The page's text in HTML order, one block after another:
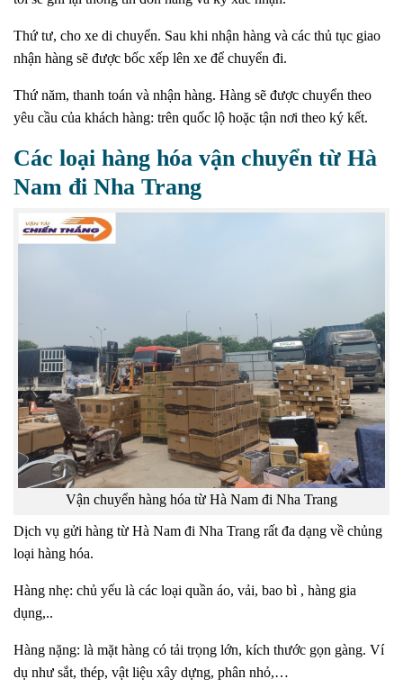
Thứ tư, cho xe di chuyển. Sau khi nhận hàng và các thủ tục giao
nhận hàng sẽ được bốc xếp lên xe để chuyển đi.
Thứ năm, thanh toán và nhận hàng. Hàng sẽ được chuyển theo
yêu cầu của khách hàng: trên quốc lộ hoặc tận nơi theo ký kết.
Các loại hàng hóa vận chuyển từ Hà
Nam đi Nha Trang
Vận chuyển hàng hóa từ Hà Nam đi Nha Trang
Dịch vụ gửi hàng từ Hà Nam đi Nha Trang rất đa dạng về chủng
loại hàng hóa.
Hàng nhẹ: chủ yếu là các loại quần áo, vải, bao bì , hàng gia
dụng,..
Hàng nặng: là mặt hàng có tải trọng lớn, kích thước gọn gàng. Ví
dụ như sắt, thép, vật liệu xây dựng, phân nhỏ,…